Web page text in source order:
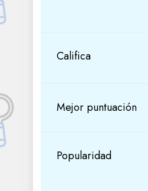
Califica
Mejor puntuación
Popularidad